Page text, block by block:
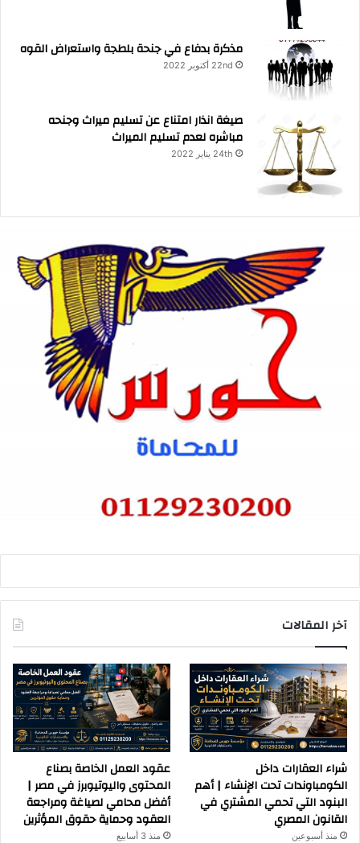
مذكرة بدفاع في جنحة بلطجة واستعراض القوه
22nd أكتوبر 2022
صيغة انذار امتناع عن تسليم ميراث وجنحه
مباشره لعدم تسليم الميراث
24th يناير 2022
آخر المقالات
شراء العقارات داخل
الكومباوندات تحت الإنشاء | أهم
البنود التي تحمي المشتري في
القانون المصري
منذ أسبوعين
عقود العمل الخاصة بصناع
المحتوى واليوتيوبرز في مصر |
أفضل محامي لصياغة ومراجعة
العقود وحماية حقوق المؤثرين
منذ 3 أسابيع